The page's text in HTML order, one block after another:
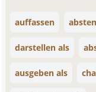
auffassen
darstellen als
ausgeben als